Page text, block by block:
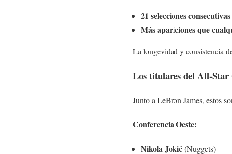
21 selecciones consecutivas
Más apariciones que
La longevidad y consistencia
Los titulares del All-Star
Junto a LeBron James, estos
Conferencia Oeste:
Nikola Jokić(Nuggets)